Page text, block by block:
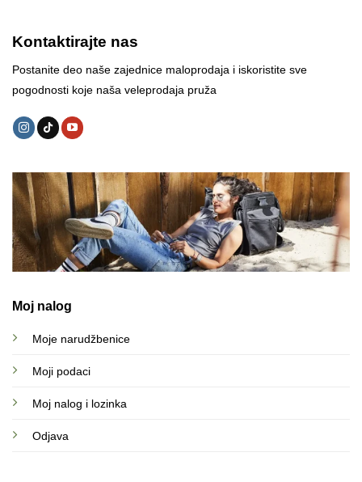
Kontaktirajte nas
Postanite deo naše zajednice maloprodaja i iskoristite sve
pogodnosti koje naša veleprodaja pruža
Moj nalog
Moje narudžbenice
Moji podaci
Moj nalog i lozinka
Odjava